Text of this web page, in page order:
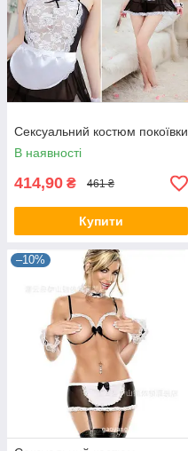
Сексуальний костюм покоївки
В наявності
414,90 ₴ 461 ₴
Купити
–10%